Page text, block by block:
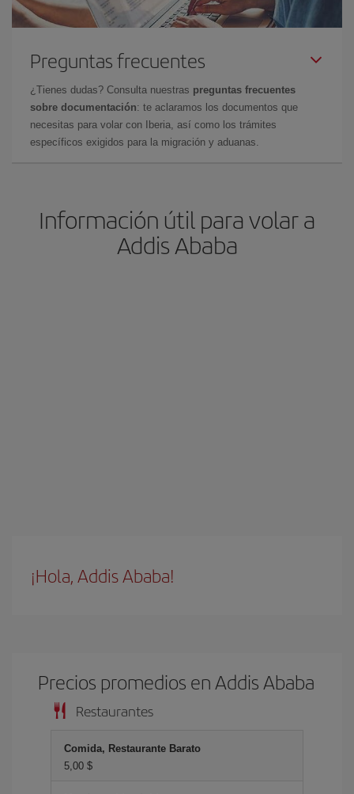
Preguntas frecuentes
¿Tienes dudas? Consulta nuestras preguntas frecuentes
sobre documentación: te aclaramos los documentos que
necesitas para volar con Iberia, así como los trámites
específicos exigidos para la migración y aduanas.
Información útil para volar a
Addis Ababa
¡Hola, Addis Ababa!
Precios promedios en Addis Ababa
Restaurantes
Comida, Restaurante Barato
5,00 $